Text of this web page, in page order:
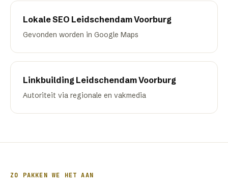
Lokale SEO Leidschendam Voorburg
Gevonden worden in Google Maps
Linkbuilding Leidschendam Voorburg
Autoriteit via regionale en vakmedia
ZO PAKKEN WE HET AAN